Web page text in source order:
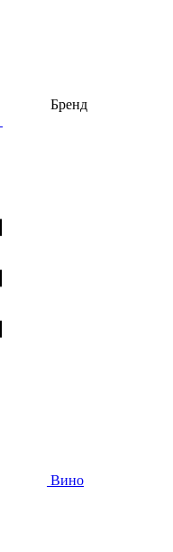
Бренд
Вино